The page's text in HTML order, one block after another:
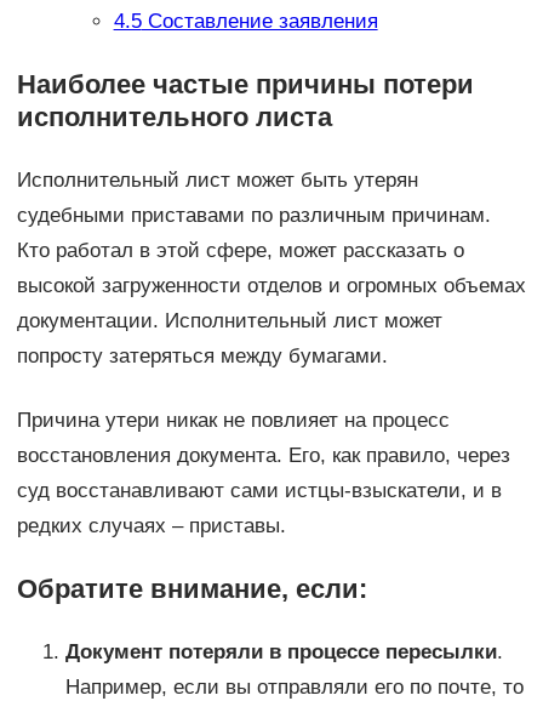
4.5Составление заявления
Наиболее частые причины потери
исполнительного листа
Исполнительный лист может быть утерян
судебными приставами по различным причинам.
Кто работал в этой сфере, может рассказать о
высокой загруженности отделов и огромных объемах
документации. Исполнительный лист может
попросту затеряться между бумагами.
Причина утери никак не повлияет на процесс
восстановления документа. Его, как правило, через
суд восстанавливают сами истцы-взыскатели, и в
редких случаях – приставы.
Обратите внимание, если:
Документ потеряли в процессе пересылки.
Например, если вы отправляли его по почте, то